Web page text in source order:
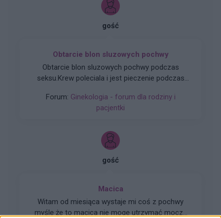
gość
Obtarcie blon sluzowych pochwy
Obtarcie blon sluzowych pochwy podczas
seksu.Krew poleciala i jest pieczenie podczas
pomoze na ta dolegliwość?.
Forum: Ginekologia - forum dla rodziny i
pacjentki
gość
Macica
Witam od miesiąca wystaje mi coś z pochwy
myślę że to macica nie mogę utrzymać moczu